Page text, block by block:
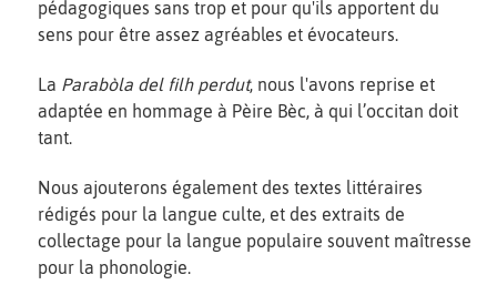
pédagogiques sans trop et pour qu'ils apportent du
sens pour être assez agréables et évocateurs.
La Parabòla del filh perdut, nous l'avons reprise et
adaptée en hommage à Pèire Bèc, à qui l’occitan doit
tant.
Nous ajouterons également des textes littéraires
rédigés pour la langue culte, et des extraits de
collectage pour la langue populaire souvent maîtresse
pour la phonologie.